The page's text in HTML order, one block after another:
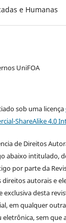
e Humanas
UniFOA
sob uma licença
ShareAlike 4.0
de Direitos
abaixo intitulado,
por parte da
autorais e
desta
em qualquer
sem que